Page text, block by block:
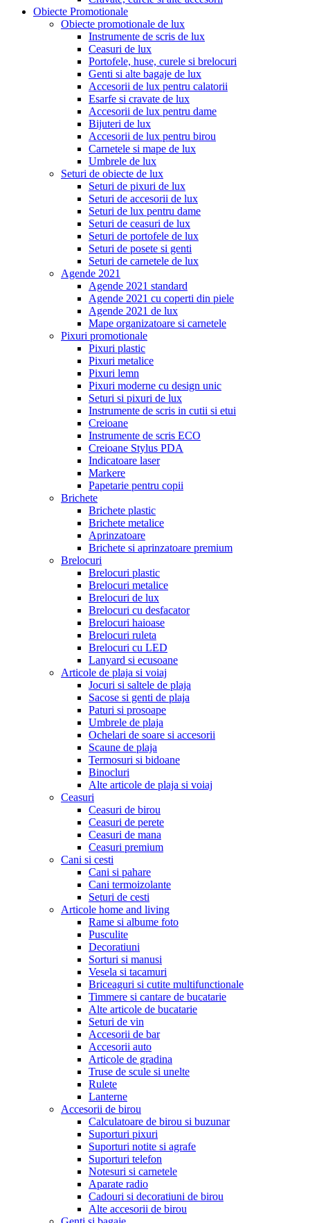
Obiecte Promotionale
Obiecte promotionale de lux
Instrumente de scris de lux
Ceasuri de lux
Portofele, huse, curele si brelocuri
Genti si alte bagaje de lux
Accesorii de lux pentru calatorii
Esarfe si cravate de lux
Accesorii de lux pentru dame
Bijuteri de lux
Accesorii de lux pentru birou
Carnetele si mape de lux
Umbrele de lux
Seturi de obiecte de lux
Seturi de pixuri de lux
Seturi de accesorii de lux
Seturi de lux pentru dame
Seturi de ceasuri de lux
Seturi de portofele de lux
Seturi de posete si genti
Seturi de carnetele de lux
Agende 2021
Agende 2021 standard
Agende 2021 cu coperti din piele
Agende 2021 de lux
Mape organizatoare si carnetele
Pixuri promotionale
Pixuri plastic
Pixuri metalice
Pixuri lemn
Pixuri moderne cu design unic
Seturi si pixuri de lux
Instrumente de scris in cutii si etui
Creioane
Instrumente de scris ECO
Creioane Stylus PDA
Indicatoare laser
Markere
Papetarie pentru copii
Brichete
Brichete plastic
Brichete metalice
Aprinzatoare
Brichete si aprinzatoare premium
Brelocuri
Brelocuri plastic
Brelocuri metalice
Brelocuri de lux
Brelocuri cu desfacator
Brelocuri haioase
Brelocuri ruleta
Brelocuri cu LED
Lanyard si ecusoane
Articole de plaja si voiaj
Jocuri si saltele de plaja
Sacose si genti de plaja
Paturi si prosoape
Umbrele de plaja
Ochelari de soare si accesorii
Scaune de plaja
Termosuri si bidoane
Binocluri
Alte articole de plaja si voiaj
Ceasuri
Ceasuri de birou
Ceasuri de perete
Ceasuri de mana
Ceasuri premium
Cani si cesti
Cani si pahare
Cani termoizolante
Seturi de cesti
Articole home and living
Rame si albume foto
Pusculite
Decoratiuni
Sorturi si manusi
Vesela si tacamuri
Briceaguri si cutite multifunctionale
Timmere si cantare de bucatarie
Alte articole de bucatarie
Seturi de vin
Accesorii de bar
Accesorii auto
Articole de gradina
Truse de scule si unelte
Rulete
Lanterne
Accesorii de birou
Calculatoare de birou si buzunar
Suporturi pixuri
Suporturi notite si agrafe
Suporturi telefon
Notesuri si carnetele
Aparate radio
Cadouri si decoratiuni de birou
Alte accesorii de birou